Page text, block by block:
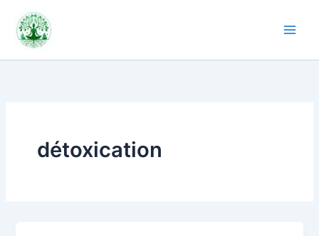
contenu
détoxication